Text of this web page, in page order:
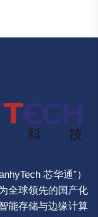
芯华通”）
全球领先的国产化
能存储与边缘计算